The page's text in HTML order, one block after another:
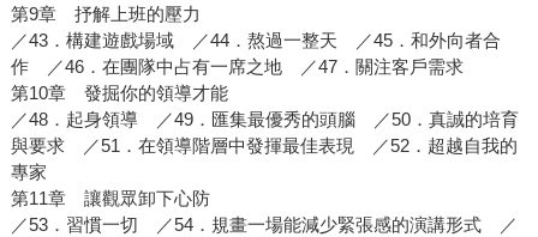
第9章 抒解上班的壓力
／43．構建遊戲場域 ／44．熬過一整天 ／45．和外向者合
作 ／46．在團隊中占有一席之地 ／47．關注客戶需求
第10章 發掘你的領導才能
／48．起身領導 ／49．匯集最優秀的頭腦 ／50．真誠的培育
與要求 ／51．在領導階層中發揮最佳表現 ／52．超越自我的
專家
第11章 讓觀眾卸下心防
／53．習慣一切 ／54．規畫一場能減少緊張感的演講形式 ／